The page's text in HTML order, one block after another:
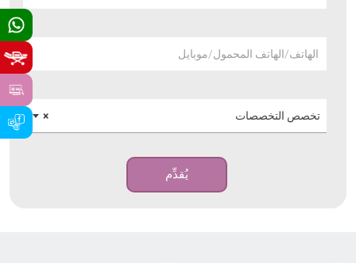
الهاتف/الهاتف المحمول/موبايل
× تخصص التخصصات
يُقدِّم